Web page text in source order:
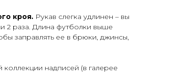
кроя. Рукав слегка удлинен – вы
2 раза. Длина футболки выше
заправлять ее в брюки, джинсы,
надписей (в галерее